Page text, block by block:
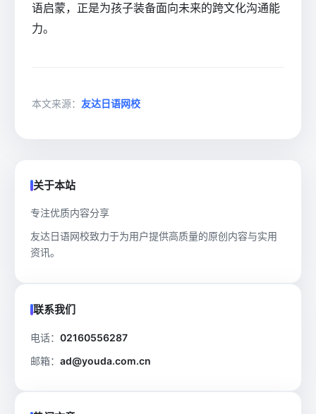
语启蒙，正是为孩子装备面向未来的跨文化沟通能
力。
本文来源： 友达日语网校
关于本站
专注优质内容分享
友达日语网校致力于为用户提供高质量的原创内容与实用
资讯。
联系我们
电话： 02160556287
邮箱： ad@youda.com.cn